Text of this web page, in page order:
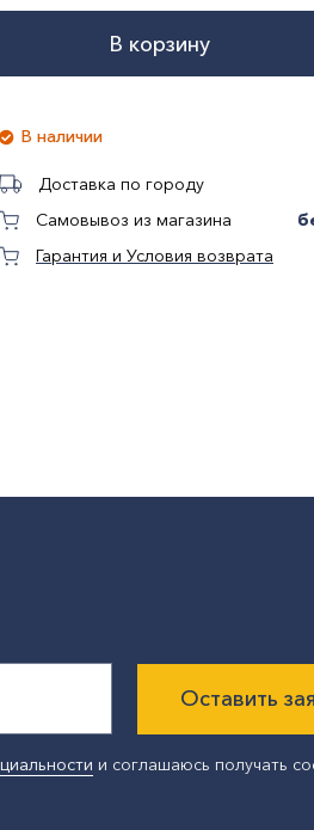
В корзину
В наличии
Доставка по городу
Самовывоз из магазина
Гарантия и Условия возврата
Оставить
и соглашаюсь получать